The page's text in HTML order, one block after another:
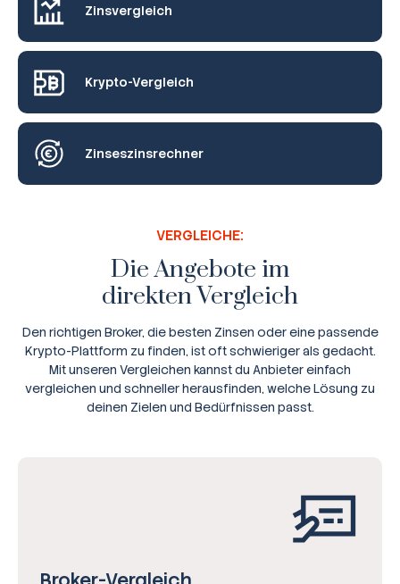
Zinsvergleich
Krypto-Vergleich
Zinseszinsrechner
VERGLEICHE:
Die Angebote im
direkten Vergleich
Den richtigen Broker, die besten Zinsen oder eine passende
Krypto-Plattform zu finden, ist oft schwieriger als gedacht.
Mit unseren Vergleichen kannst du Anbieter einfach
vergleichen und schneller herausfinden, welche Lösung zu
deinen Zielen und Bedürfnissen passt.